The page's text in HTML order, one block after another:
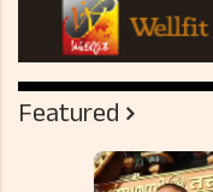
Featured